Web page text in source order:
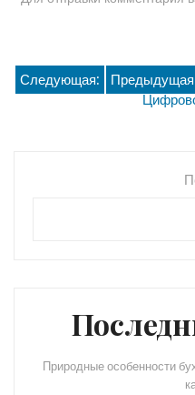
Навигация
Следующая:
Природные особенности